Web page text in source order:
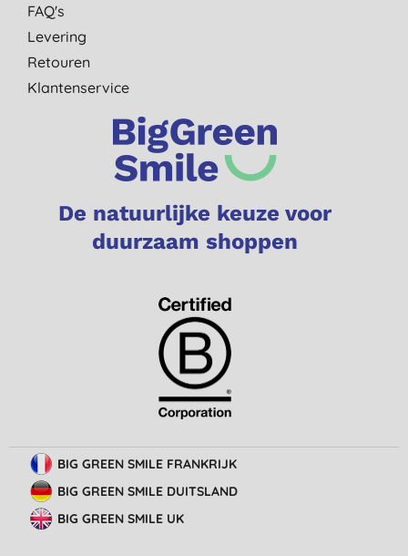
FAQ's
Levering
Retouren
Klantenservice
De natuurlijke keuze voor
duurzaam shoppen
BIG GREEN SMILE FRANKRIJK
BIG GREEN SMILE DUITSLAND
BIG GREEN SMILE UK